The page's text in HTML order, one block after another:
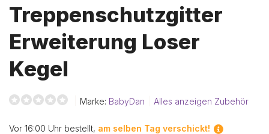
Treppenschutzgitter
Erweiterung Loser
Kegel
Marke: BabyDan Alles anzeigen Zubehör
Vor 16:00 Uhr bestellt, am selben Tag verschickt!